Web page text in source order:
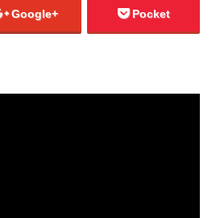
Google+ Pocket